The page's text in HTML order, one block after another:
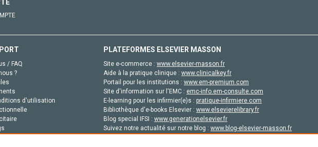
/ FAQ
?
d'utilisation
PLATEFORMES ELSEVIER MASSON
Site e-commerce : www.elsevier-masson.fr
Aide à la pratique clinique : www.clinicalkey.fr
Portail pour les institutions : www.em-premium.com
Site d'information sur l'EMC : emc-info.em-consulte.com
E-learning pour les infirmier(e)s : pratique-infirmiere.com
Bibliothèque d'e-books Elsevier : www.elsevierelibrary.fr
Blog special IFSI : www.generationelsevier.fr
Suivez notre actualité sur notre blog : www.blog-elsevier-masson.fr